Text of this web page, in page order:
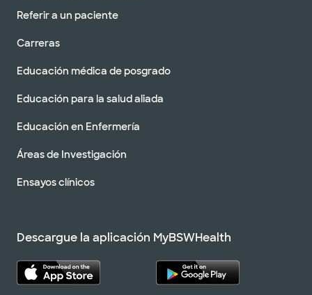
Referir a un paciente
Carreras
Educación médica de posgrado
Educación para la salud aliada
Educación en Enfermería
Áreas de Investigación
Ensayos clínicos
Descargue la aplicación MyBSWHealth